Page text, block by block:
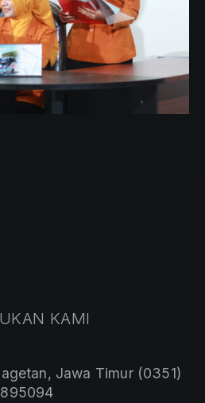
KAMI
Jawa Timur (0351)
895094